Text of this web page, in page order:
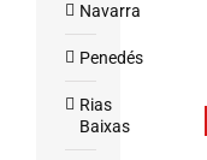
Navarra
Penedés
Rias
Baixas